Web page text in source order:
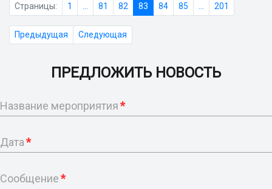
Страницы: 1 81 82 83 84 85 201
Предыдущая Следующая
ПРЕДЛОЖИТЬ НОВОСТЬ
Название мероприятия*
Дата*
Сообщение*